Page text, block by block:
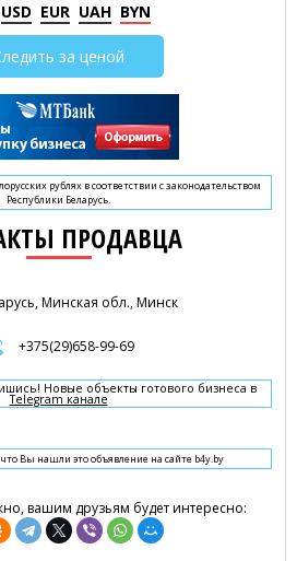
USD EUR UAH BYN
за ценой
рублях в соответствии с законодательством
Республики Беларусь.
ПРОДАВЦА
Минская обл., Минск
+375(29)658-99-69
Новые объекты готового бизнеса в
Telegram канале
Вы нашли это объявление на сайте b4y.by
вашим друзьям будет интересно: